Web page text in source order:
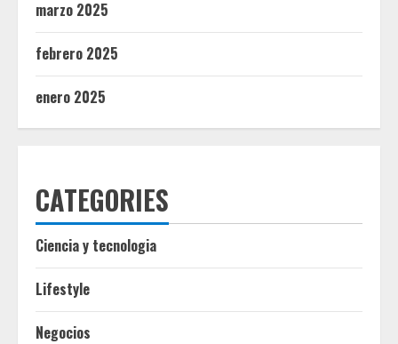
marzo 2025
febrero 2025
enero 2025
CATEGORIES
Ciencia y tecnologia
Lifestyle
Negocios